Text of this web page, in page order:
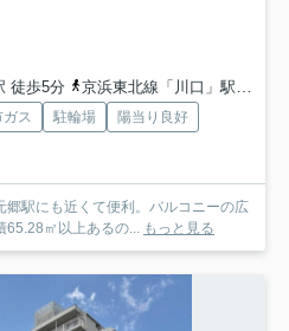
徒歩5分
京浜東北線「川口」駅 徒歩14分
ス 駐輪場
陽当り良好
郷駅にも近くて便利。バルコニーの広
㎡以上あるの...
もっと見る